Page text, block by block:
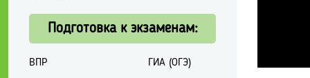
Подготовка к экзаменам:
ВПР
ГИА (ОГЭ)